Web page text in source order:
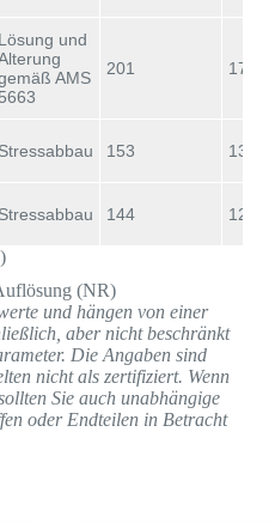
Lösung und
AMS
5663
201 174
Stressabbau 153 138
Stressabbau 144 124
(NR)
und hängen von einer
aber nicht beschränkt
Die Angaben sind
nicht als zertifiziert. Wenn
Sie auch unabhängige
oder Endteilen in Betracht